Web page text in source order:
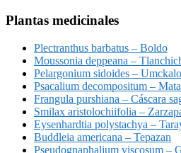
Plantas medicinales
Plectranthus barbatus – Boldo
Moussonia deppeana –
Pelargonium sidoides –
Psacalium decompositum –
Frangula purshiana – Cáscara
Smilax aristolochiifolia –
Eysenhardtia polystachya –
Buddleia americana – Tepazan
Pseudognaphalium viscosum –